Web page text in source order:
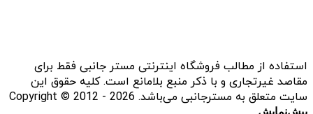
استفاده از مطالب فروشگاه اینترنتی مستر جانبی فقط برای
مقاصد غیرتجاری و با ذکر منبع بلامانع است. کلیه حقوق این
سایت متعلق به مسترجانبی می‌باشد. Copyright © 2012 - 2026